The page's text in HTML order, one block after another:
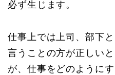
必ず生じます。
仕事上では上司、部下
言うことの方が正しい
が、仕事をどのように